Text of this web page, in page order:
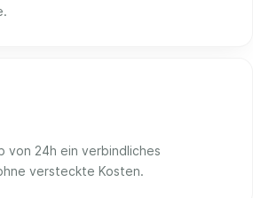
von 24h ein verbindliches
versteckte Kosten.